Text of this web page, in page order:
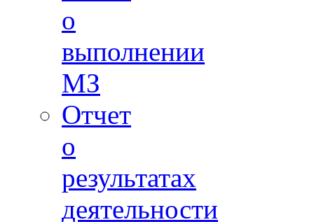
о
выполнении
МЗ
Отчет
о
результатах
деятельности